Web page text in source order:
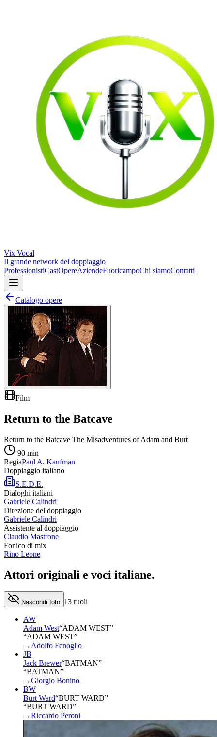
Vix Vocal
Il grande network del doppiaggio
ProfessionistiCastOpereAziendeFuoricampoChi siamoContatti
Catalogo opere
Film
Return to the Batcave
Return to the Batcave The Misadventures of Adam and Burt
90 min
RegiaPaul A. Kaufman
Doppiaggio italiano
S.E.D.E.
Dialoghi italiani
Gabriele Calindri
Direzione del doppiaggio
Gabriele Calindri
Assistente al doppiaggio
Claudio Mastrone
Fonico di mix
Rino Leone
Attori originali e voci italiane.
Nascondi foto 13 ruoli
AW
Adam West“ADAM WEST”
“ADAM WEST”
→ Adolfo Fenoglio
JB
Jack Brewer“BATMAN”
“BATMAN”
→Giorgio Bonino
BW
Burt Ward“BURT WARD”
“BURT WARD”
→Riccardo Peroni